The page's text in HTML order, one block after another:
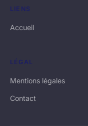
LIENS
Accueil
LÉGAL
Mentions légales
Contact